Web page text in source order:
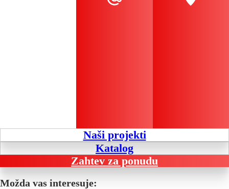
Naši projekti
Katalog
Zahtev za ponudu
Možda vas interesuje: